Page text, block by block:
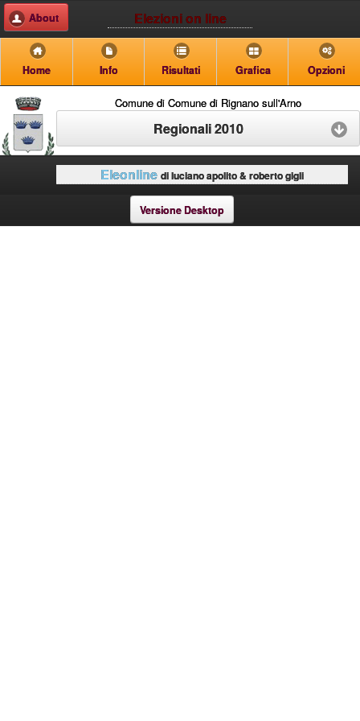
Elezioni on line
About
Home Info Risultati Grafica Opzioni
Comune di Comune di Rignano sull'Arno
Regionali 2010
Eleonline di luciano apolito & roberto gigli
Versione Desktop